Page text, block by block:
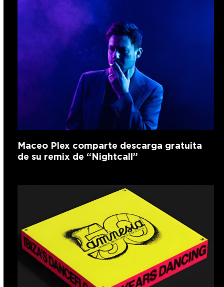
Maceo Plex comparte descarga gratuita
de su remix de “Nightcall”